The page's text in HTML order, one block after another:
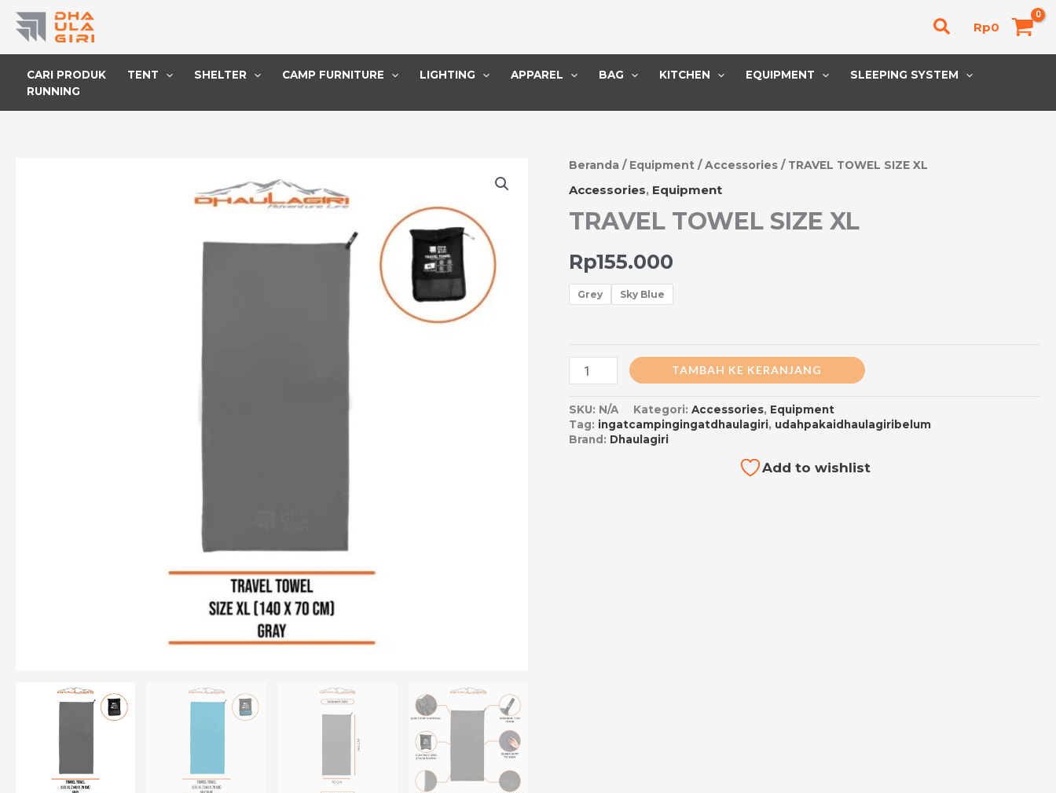
konten
Cari Rp0
CARI PRODUK TENT SHELTER CAMP FURNITURE LIGHTING APPAREL BAG KITCHEN EQUIPMENT
SLEEPING SYSTEM
RUNNING
Beranda / Equipment /Accessories / TRAVEL TOWEL SIZE XL
Accessories, Equipment
TRAVEL TOWEL SIZE XL
Rp155.000
Grey Sky Blue
Kuantitas
TOWEL
SIZE
XL
TAMBAH KE KERANJANG
SKU: N/A Kategori:Accessories, Equipment
Tag: ingatcampingingatdhaulagiri, udahpakaidhaulagiribelum
Brand: Dhaulagiri
Add to wishlist